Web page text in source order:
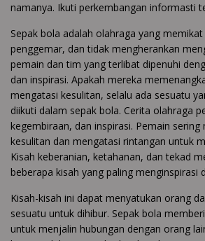
namanya. Ikuti perkembangan informasti
Sepak bola adalah olahraga yang
penggemar, dan tidak mengherankan
pemain dan tim yang terlibat dipenuhi
dan inspirasi. Apakah mereka
mengatasi kesulitan, selalu ada sesuatu
diikuti dalam sepak bola. Cerita olahraga
kegembiraan, dan inspirasi. Pemain sering
kesulitan dan mengatasi rintangan untuk
Kisah keberanian, ketahanan, dan tekad
beberapa kisah yang paling menginspirasi
Kisah-kisah ini dapat menyatukan orang
sesuatu untuk dihibur. Sepak bola
untuk menjalin hubungan dengan orang